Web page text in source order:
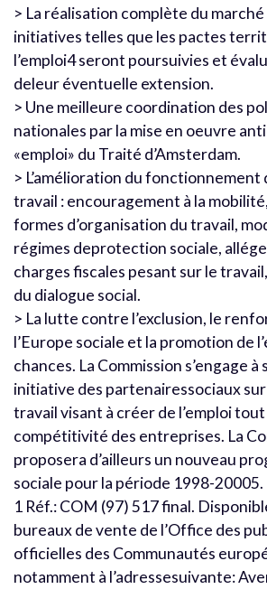
> La réalisation complète du
initiatives telles que les pactes
l’emploi4 seront poursuivies et
deleur éventuelle extension.
> Une meilleure coordination des
nationales par la mise en oeuvre
«emploi» du Traité d’Amsterdam.
> L’amélioration du fonctionnement
travail : encouragement à la
formes d’organisation du travail,
régimes deprotection sociale,
charges fiscales pesant sur le
du dialogue social.
> La lutte contre l’exclusion, le
l’Europe sociale et la promotion de
chances. La Commission s’engage
initiative des partenairessociaux sur
travail visant à créer de l’emploi
compétitivité des entreprises. La
proposera d’ailleurs un nouveau
sociale pour la période 1998-20005.
1 Réf.: COM (97) 517 final.
bureaux de vente de l’Office des
officielles des Communautés
notamment à l’adressesuivante: